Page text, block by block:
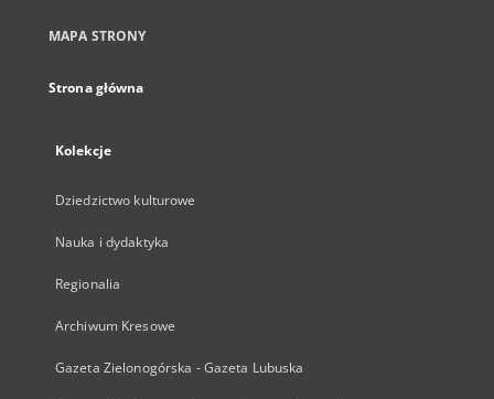
MAPA STRONY
Strona główna
Kolekcje
Dziedzictwo kulturowe
Nauka i dydaktyka
Regionalia
Archiwum Kresowe
Gazeta Zielonogórska - Gazeta Lubuska